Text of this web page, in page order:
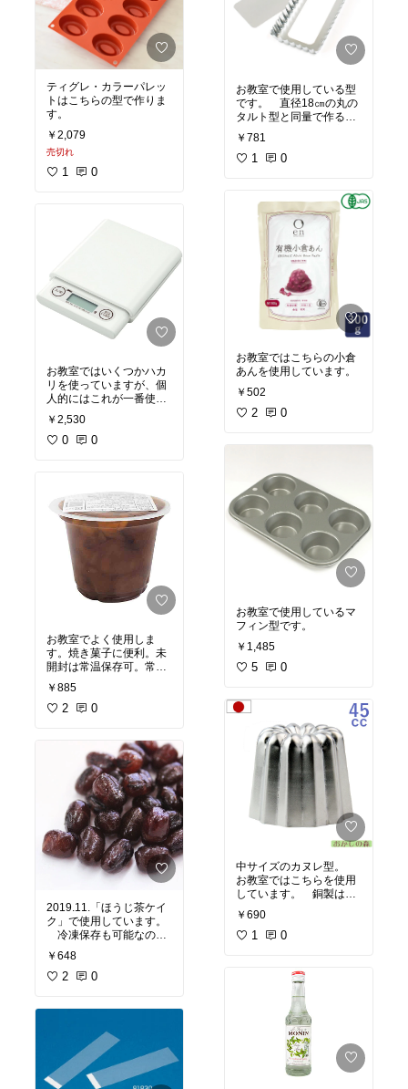
ティグレ・カラーパレッ
トはこちらの型で作りま
す。
￥2,079
売切れ
1 0
お教室ではいくつかハカ
リを使っていますが、個
人的にはこれが一番使い
やすいです。３ｋｇ用で
す。お菓子作りは1ｋｇ
用はお勧めしません。こ
￥2,530
0 0
お教室でよく使用しま
す。焼き菓子に便利。未
開封は常温保存可。常備
しておくと便利です。
￥885
2 0
2019.11.「ほうじ茶ケイ
ク」で使用しています。
冷凍保存も可能なの
で、便利です。
￥648
2 0
お教室で使用している型
です。 直径18㎝の丸の
タルト型と同量で作るこ
のタルトは丸とはまた違
う表情を見せてくれま
￥781
1 0
お教室ではこちらの小倉
あんを使用しています。
￥502
2 0
お教室で使用しているマ
フィン型です。
￥1,485
5 0
中サイズのカヌレ型。
お教室ではこちらを使用
しています。 銅製は高
レス製でも綺麗にカヌレ
が焼けます。
￥690
1 0